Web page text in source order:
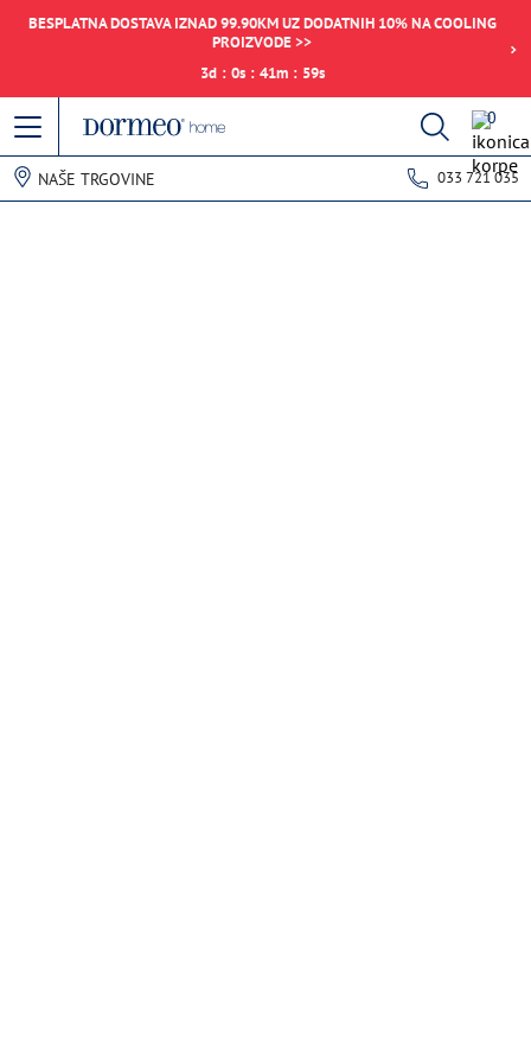
BESPLATNA DOSTAVA IZNAD 99.90KM UZ DODATNIH 10% NA COOLING
PROIZVODE >>
3d : 0s : 41m : 59s
0
NAŠE TRGOVINE 033 721 035